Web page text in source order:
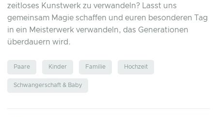
zeitloses Kunstwerk zu verwandeln? Lasst uns
gemeinsam Magie schaffen und euren besonderen Tag
in ein Meisterwerk verwandeln, das Generationen
überdauern wird.
Paare Kinder Familie Hochzeit
Schwangerschaft & Baby